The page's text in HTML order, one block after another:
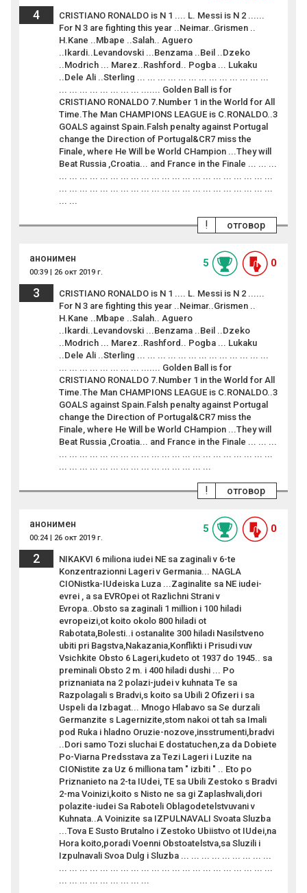
4
CRISTIANO RONALDO is N 1 .... L. Messi is N 2 ......
For N 3 are fighting this year ..Neimar..Grismen ..
H.Kane ..Mbape ..Salah.. Aguero
..Ikardi..Levandovski ...Benzama ..Beil ..Dzeko
..Modrich ... Marez..Rashford.. Pogba ... Lukaku
..Dele Ali ..Sterling ... ... ... ... ... ... ... ... ... ... ... ... ...
... ... ... ... ... ... ... ... ....... Golden Ball is for
CRISTIANO RONALDO 7.Number 1 in the World for All
Time.The Man CHAMPIONS LEAGUE is C.RONALDO..3
GOALS against Spain.Falsh penalty against Portugal
change the Direction of Portugal&CR7 miss the
Finale, where He Will be World CHampion ...They will
Beat Russia ,Croatia... and France in the Finale ... ... ...
... ... ... ... ... ... ... ... ... ... ... ... ... ... ... ... ... ... ... ... ...
... ... ... ... ... ... ... ... ... ... ... ... ... ... ... ... ... ... ... ... ...
... ...
отговор
!
анонимен
00:39 | 26 окт 2019 г.
5 0
3
CRISTIANO RONALDO is N 1 .... L. Messi is N 2 ......
For N 3 are fighting this year ..Neimar..Grismen ..
H.Kane ..Mbape ..Salah.. Aguero
..Ikardi..Levandovski ...Benzama ..Beil ..Dzeko
..Modrich ... Marez..Rashford.. Pogba ... Lukaku
..Dele Ali ..Sterling ... ... ... ... ... ... ... ... ... ... ... ... ...
... ... ... ... ... ... ... ... ....... Golden Ball is for
CRISTIANO RONALDO 7.Number 1 in the World for All
Time.The Man CHAMPIONS LEAGUE is C.RONALDO..3
GOALS against Spain.Falsh penalty against Portugal
change the Direction of Portugal&CR7 miss the
Finale, where He Will be World CHampion ...They will
Beat Russia ,Croatia... and France in the Finale ... ... ...
... ... ... ... ... ... ... ... ... ... ... ... ... ... ... ... ... ... ... ... ...
... ... ... ... ... ... ... ... ... ... ... ... ... ... ...
отговор
!
анонимен
00:24 | 26 окт 2019 г.
5 0
2
NIKAKVI 6 miliona iudei NE sa zaginali v 6-te
Konzentrazionni Lageri v Germania... NAGLA
CIONistka-IUdeiska Luza ...Zaginalite sa NE iudei-
evrei , a sa EVROpei ot Razlichni Strani v
Evropa..Obsto sa zaginali 1 million i 100 hiladi
evropeizi,ot koito okolo 800 hiladi ot
Rabotata,Bolesti..i ostanalite 300 hiladi Nasilstveno
ubiti pri Bagstva,Nakazania,Konflikti i Prisudi vuv
Vsichkite Obsto 6 Lageri,kudeto ot 1937 do 1945.. sa
preminali Obsto 2 m. i 400 hiladi dushi ... Po
priznaniata na 2 polazi-judei v kuhnata Te sa
Razpolagali s Bradvi,s koito sa Ubili 2 Ofizeri i sa
Uspeli da Izbagat... Mnogo Hlabavo sa Se durzali
Germanzite s Lagernizite,stom nakoi ot tah sa Imali
pod Ruka i hladno Oruzie-nozove,insstrumenti,bradvi
..Dori samo Tozi sluchai E dostatuchen,za da Dobiete
Po-Viarna Predsstava za Tezi Lageri i Luzite na
CIONistite za Uz 6 milliona tam " izbiti " .. Eto po
Priznanieto na 2-ta IUdei, TE sa Ubili Zestoko s Bradvi
2-ma Voinizi,koito s Nisto ne sa gi Zaplashvali,dori
polazite-iudei Sa Raboteli Oblagodetelstvuvani v
Kuhnata..A Voinizite sa IZPULNAVALI Svoata Sluzba
...Tova E Susto Brutalno i Zestoko Ubiistvo ot IUdei,na
Hora koito,poradi Voenni Obstoatelstva,sa Sluzili i
Izpulnavali Svoa Dulg i Sluzba ... ... ... ... ... ... ... ... ...
... ... ... ... ... ... ... ... ... ... ... ... ... ... ... ... ... ... ... ... ...
... ... ... ... ... ... ... ... ...